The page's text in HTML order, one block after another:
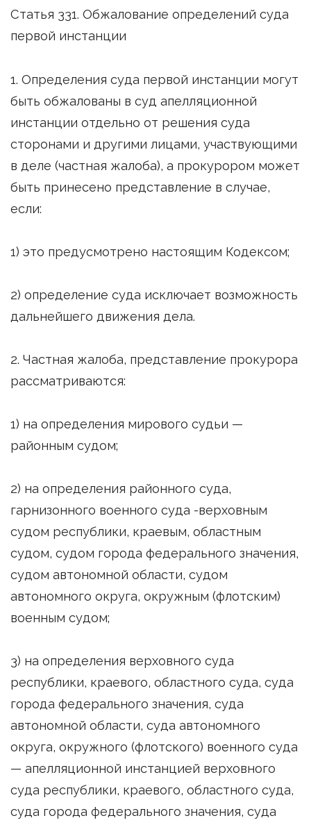
Статья 331. Обжалование определений суда
первой инстанции
1. Определения суда первой инстанции могут
быть обжалованы в суд апелляционной
инстанции отдельно от решения суда
сторонами и другими лицами, участвующими
в деле (частная жалоба), а прокурором может
быть принесено представление в случае,
если:
1) это предусмотрено настоящим Кодексом;
2) определение суда исключает возможность
дальнейшего движения дела.
2. Частная жалоба, представление прокурора
рассматриваются:
1) на определения мирового судьи —
районным судом;
2) на определения районного суда,
гарнизонного военного суда -верховным
судом республики, краевым, областным
судом, судом города федерального значения,
судом автономной области, судом
автономного округа, окружным (флотским)
военным судом;
3) на определения верховного суда
республики, краевого, областного суда, суда
города федерального значения, суда
автономной области, суда автономного
округа, окружного (флотского) военного суда
— апелляционной инстанцией верховного
суда республики, краевого, областного суда,
суда города федерального значения, суда